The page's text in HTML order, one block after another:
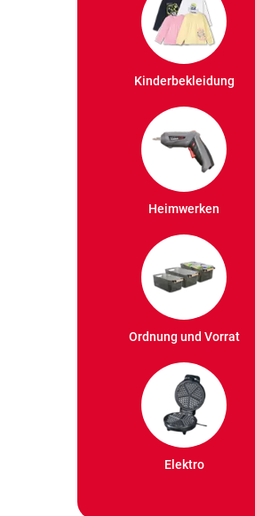
Kinderbekleidung
Heimwerken
Ordnung und Vorrat
Elektro